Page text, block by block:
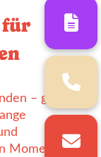
für
– gute
Momente